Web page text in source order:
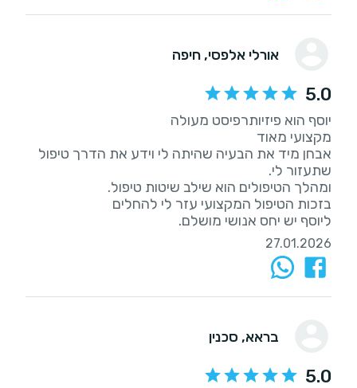
אורלי אלפסי, חיפה
5.0
אבחן מיד את הבעיה שהיתה לי וידע את הדרך טיפול
ליוסף יש יחס אנושי מושלם.
27.01.2026
בראא, סכנין
5.0